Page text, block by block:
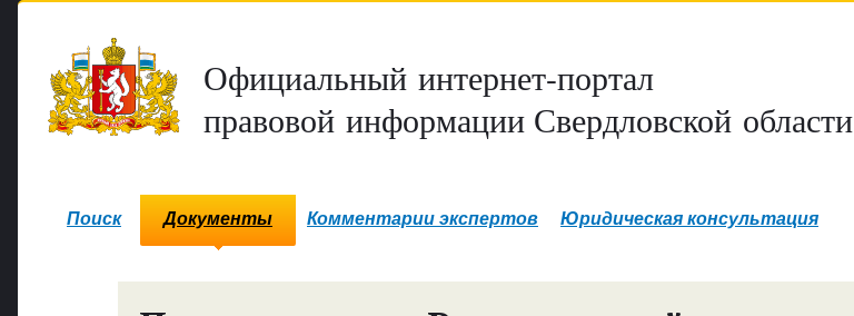
Официальный интернет-портал
правовой информации Свердловской области
Поиск Документы Комментарии экспертов Юридическая консультация